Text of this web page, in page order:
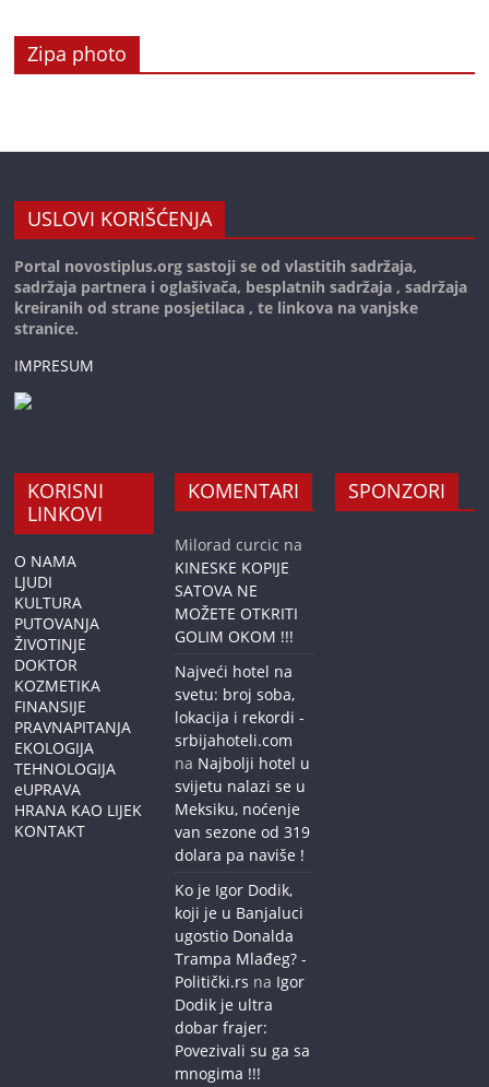
Zipa photo
USLOVI KORIŠĆENJA
Portal novostiplus.org sastoji se od vlastitih sadržaja,
sadržaja partnera i oglašivača, besplatnih sadržaja , sadržaja
kreiranih od strane posjetilaca , te linkova na vanjske
stranice.
IMPRESUM
KORISNI
LINKOVI
O NAMA
LJUDI
KULTURA
PUTOVANJA
ŽIVOTINJE
DOKTOR
KOZMETIKA
FINANSIJE
PRAVNAPITANJA
EKOLOGIJA
TEHNOLOGIJA
eUPRAVA
HRANA KAO LIJEK
KONTAKT
KOMENTARI
Milorad curcic na
KINESKE KOPIJE
SATOVA NE
MOŽETE OTKRITI
GOLIM OKOM !!!
Najveći hotel na
svetu: broj soba,
lokacija i rekordi -
srbijahoteli.com
na Najbolji hotel u
svijetu nalazi se u
Meksiku, noćenje
van sezone od 319
dolara pa naviše !
Ko je Igor Dodik,
koji je u Banjaluci
ugostio Donalda
Trampa Mlađeg? -
Politički.rs na Igor
Dodik je ultra
dobar frajer:
Povezivali su ga sa
mnogima !!!
SPONZORI